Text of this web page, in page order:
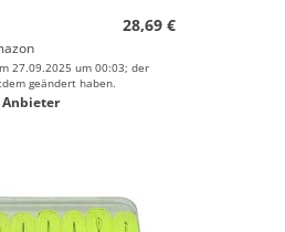
28,69 €
27.09.2025 um 00:03; der
geändert haben.